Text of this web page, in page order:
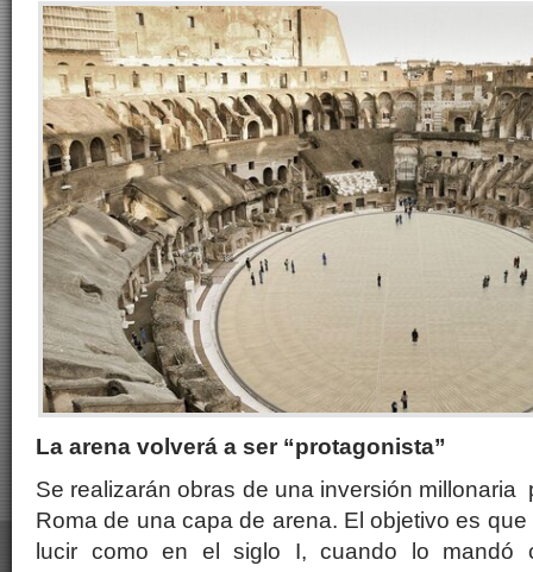
La arena volverá a ser “protagonista”
Se realizarán obras de una inversión millonaria
Roma de una capa de arena. El objetivo es
lucir como en el siglo I, cuando lo mandó